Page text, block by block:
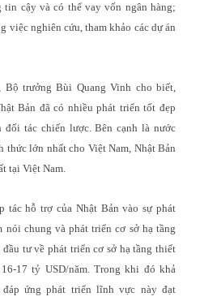
cậy và có thể vay vốn ngân hàng;
việc nghiên cứu, tham khảo các dự án
trưởng Bùi Quang Vinh cho biết,
Bản đã có nhiều phát triển tốt đẹp
đối tác chiến lược. Bên cạnh là nước
thức lớn nhất cho Việt Nam, Nhật Bản
tại Việt Nam.
tác hỗ trợ của Nhật Bản vào sự phát
chung và phát triển cơ sở hạ tầng
tư về phát triển cơ sở hạ tầng thiết
17 tỷ USD/năm. Trong khi đó khả
ứng phát triển lĩnh vực này đạt